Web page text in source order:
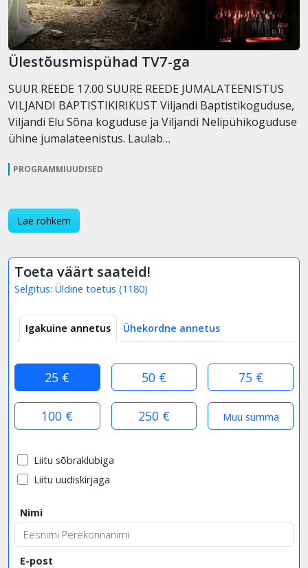
Ülestõusmispühad TV7-ga
SUUR REEDE 17.00 SUURE REEDE JUMALATEENISTUS
VILJANDI BAPTISTIKIRIKUST Viljandi Baptistikoguduse,
Viljandi Elu Sõna koguduse ja Viljandi Nelipühikoguduse
ühine jumalateenistus. Laulab…
PROGRAMMIUUDISED
Lae rohkem
Toeta väärt saateid!
Selgitus: Üldine toetus (1180)
Igakuine annetus Ühekordne annetus
25 € 50 € 75 €
100 € 250 €
Liitu sõbraklubiga
Liitu uudiskirjaga
Nimi
E-post